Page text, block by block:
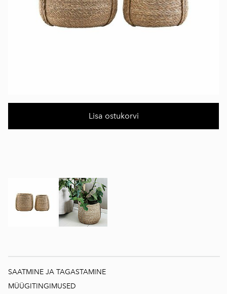
Lisa ostukorvi
SAATMINE JA TAGASTAMINE
MÜÜGITINGIMUSED